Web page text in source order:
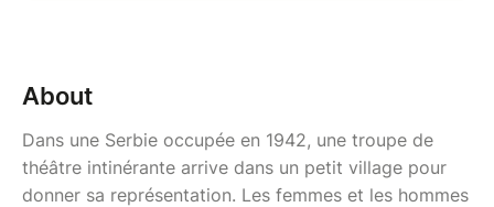
About
Dans une Serbie occupée en 1942, une troupe de
théâtre intinérante arrive dans un petit village pour
donner sa représentation. Les femmes et les hommes